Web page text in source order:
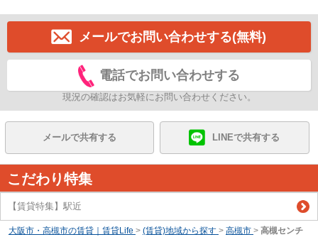
メールでお問い合わせする(無料)
電話でお問い合わせする
現況の確認はお気軽にお問い合わせください。
メールで共有する LINEで共有する
こだわり特集
【賃貸特集】駅近
大阪市・高槻市の賃貸｜賃貸Life > (賃貸)地域から探す > 高槻市 > 高槻センチ